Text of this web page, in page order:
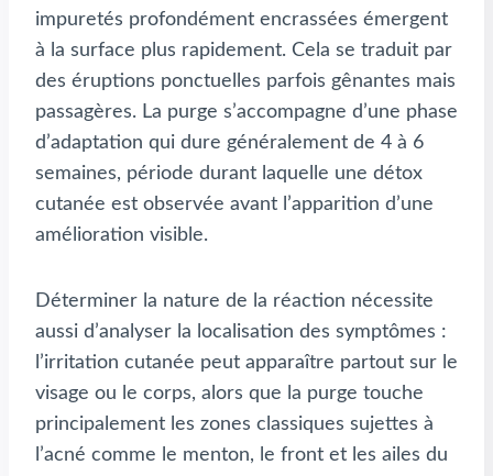
impuretés profondément encrassées émergent
à la surface plus rapidement. Cela se traduit par
des éruptions ponctuelles parfois gênantes mais
passagères. La purge s’accompagne d’une phase
d’adaptation qui dure généralement de 4 à 6
semaines, période durant laquelle une détox
cutanée est observée avant l’apparition d’une
amélioration visible.
Déterminer la nature de la réaction nécessite
aussi d’analyser la localisation des symptômes :
l’irritation cutanée peut apparaître partout sur le
visage ou le corps, alors que la purge touche
principalement les zones classiques sujettes à
l’acné comme le menton, le front et les ailes du